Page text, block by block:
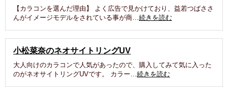
【カラコンを選んだ理由】 よく広告で見かけており、益若つばささ
んがイメージモデルをされている事が商…続きを読む
小松菜奈のネオサイトリングUV
大人向けのカラコンで人気があったので、購入してみて気に入った
のがネオサイトリングUVです。 カラー…続きを読む